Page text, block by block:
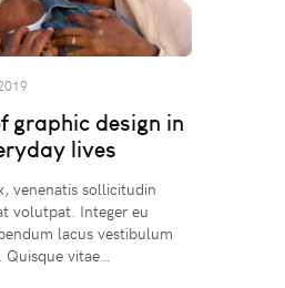
graphic design in
lives
venenatis sollicitudin
volutpat. Integer eu
lacus vestibulum
vitae…